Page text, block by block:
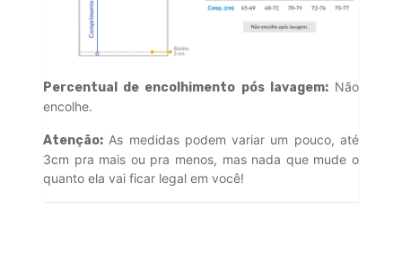
Percentual de encolhimento pós lavagem:Não
encolhe.
Atenção: As medidas podem variar um pouco, até
3cm pra mais ou pra menos, mas nada que mude o
quanto ela vai ficar legal em você!